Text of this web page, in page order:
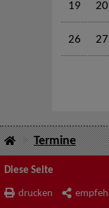
19 20
26 27
Termine
Diese Seite
drucken